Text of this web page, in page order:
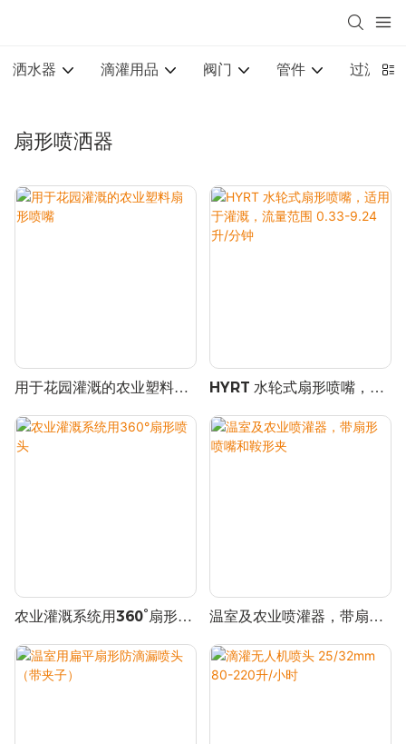
洒水器 滴灌用品 阀门 管件 过滤设
扇形喷洒器
用于花园灌溉的农业塑料扇
HYRT 水轮式扇形喷嘴，适
9.24 升/分钟
农业灌溉系统用360°扇形喷
温室及农业喷灌器，带扇形